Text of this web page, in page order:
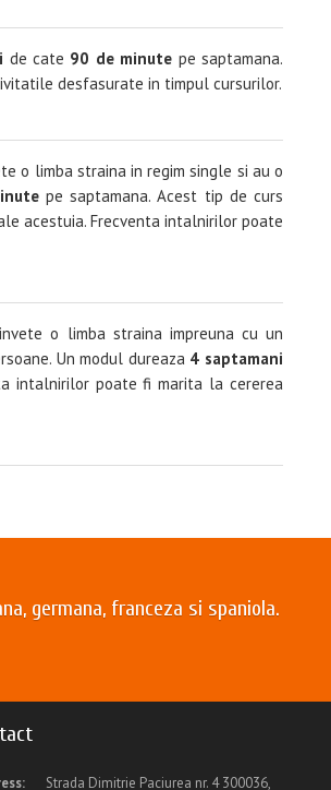
de cate 90 de minute pe saptamana.
desfasurate in timpul cursurilor.
o limba straina in regim single si au o
pe saptamana. Acest tip de curs
acestuia. Frecventa intalnirilor poate
o limba straina impreuna cu un
Un modul dureaza 4 saptamani
intalnirilor poate fi marita la cererea
germana, franceza si spaniola.
Strada Dimitrie Paciurea nr. 4 300036,